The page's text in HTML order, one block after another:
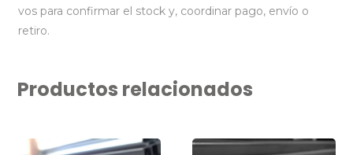
vos para confirmar el stock y, coordinar pago, envío o
retiro.
Productos relacionados